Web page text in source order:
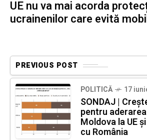
UE nu va mai acorda
ucrainenilor care evită
PREVIOUS POST
POLITICĂ 17
SONDAJ |
pentru
Moldova la UE
cu România